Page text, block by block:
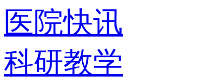
医院快讯
科研教学